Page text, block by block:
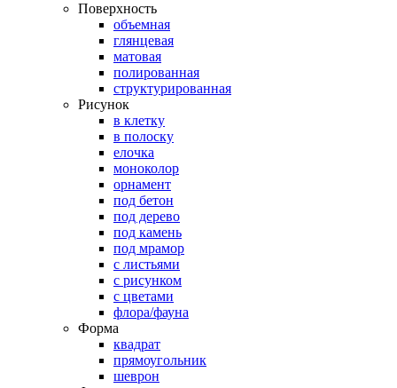
Поверхность
объемная
глянцевая
матовая
полированная
структурированная
Рисунок
в клетку
в полоску
елочка
моноколор
орнамент
под бетон
под дерево
под камень
под мрамор
с листьями
с рисунком
с цветами
флора/фауна
Форма
квадрат
прямоугольник
шеврон